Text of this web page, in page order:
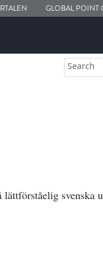
GLOBAL POINT
Search
svenska